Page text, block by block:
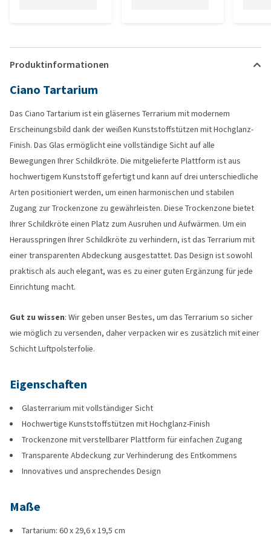
Produktinformationen
Ciano Tartarium
Das Ciano Tartarium ist ein gläsernes Terrarium mit modernem
Erscheinungsbild dank der weißen Kunststoffstützen mit Hochglanz-
Finish. Das Glas ermöglicht eine vollständige Sicht auf alle
Bewegungen Ihrer Schildkröte. Die mitgelieferte Plattform ist aus
hochwertigem Kunststoff gefertigt und kann auf drei unterschiedliche
Arten positioniert werden, um einen harmonischen und stabilen
Zugang zur Trockenzone zu gewährleisten. Diese Trockenzone bietet
Ihrer Schildkröte einen Platz zum Ausruhen und Aufwärmen. Um ein
Herausspringen Ihrer Schildkröte zu verhindern, ist das Terrarium mit
einer transparenten Abdeckung ausgestattet. Das Design ist sowohl
praktisch als auch elegant, was es zu einer guten Ergänzung für jede
Einrichtung macht.
Gut zu wissen: Wir geben unser Bestes, um das Terrarium so sicher
wie möglich zu versenden, daher verpacken wir es zusätzlich mit einer
Schicht Luftpolsterfolie.
Eigenschaften
Glasterrarium mit vollständiger Sicht
Hochwertige Kunststoffstützen mit Hochglanz-Finish
Trockenzone mit verstellbarer Plattform für einfachen Zugang
Transparente Abdeckung zur Verhinderung des Entkommens
Innovatives und ansprechendes Design
Maße
Tartarium: 60 x 29,6 x 19,5 cm